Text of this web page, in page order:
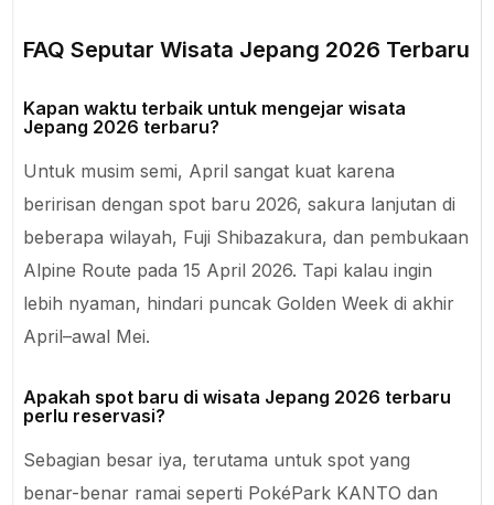
FAQ Seputar Wisata Jepang 2026 Terbaru
Kapan waktu terbaik untuk mengejar wisata
Jepang 2026 terbaru?
Untuk musim semi, April sangat kuat karena
beririsan dengan spot baru 2026, sakura lanjutan di
beberapa wilayah, Fuji Shibazakura, dan pembukaan
Alpine Route pada 15 April 2026. Tapi kalau ingin
lebih nyaman, hindari puncak Golden Week di akhir
April–awal Mei.
Apakah spot baru di wisata Jepang 2026 terbaru
perlu reservasi?
Sebagian besar iya, terutama untuk spot yang
benar-benar ramai seperti PokéPark KANTO dan